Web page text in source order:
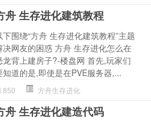
舟 生存进化建筑教程
下围绕“方舟 生存进化建筑教程”主题
决网友的困惑 方舟 生存进化怎么在
龙背上建房子?-楼盘网 首先,玩家们
知道的是,即使是在PVE服务器,...
850 方舟生存进化
舟 生存进化建造代码